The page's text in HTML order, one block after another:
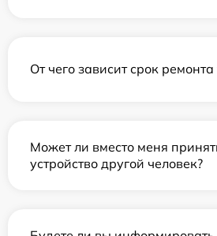
От чего зависит срок
Может ли вместо меня
устройство другой человек?